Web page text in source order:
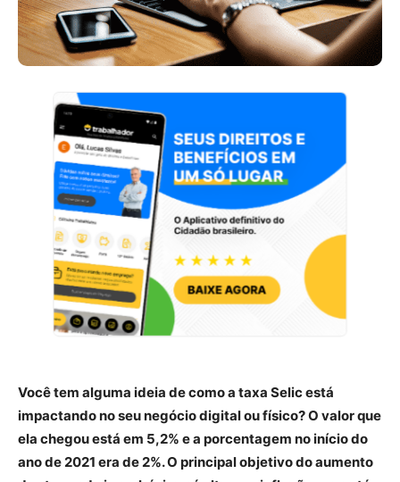
Você tem alguma ideia de como a taxa Selic está
impactando no seu negócio digital ou físico? O valor que
ela chegou está em 5,2% e a porcentagem no início do
ano de 2021 era de 2%. O principal objetivo do aumento